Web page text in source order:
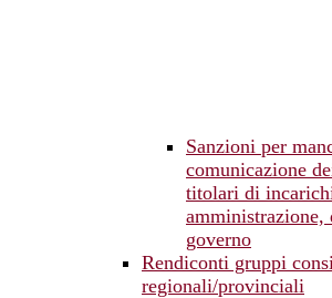
Sanzioni per
comunicazione
titolari di
governo
Rendiconti gruppi
regionali/provinciali